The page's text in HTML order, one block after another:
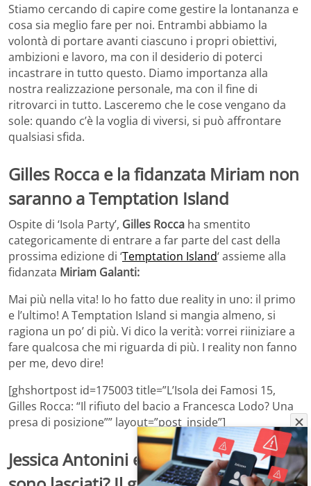
Stiamo cercando di capire come gestire la lontananza e
cosa sia meglio fare per noi. Entrambi abbiamo la
volontà di portare avanti ciascuno i propri obiettivi,
ambizioni e lavoro, ma con il desiderio di poterci
incastrare in tutto questo. Diamo importanza alla
nostra realizzazione personale, ma con il fine di
ritrovarci in tutto. Lasceremo che le cose vengano da
sole: quando c’è la voglia di viversi, si può affrontare
qualsiasi sfida.
Gilles Rocca e la fidanzata Miriam non
saranno a Temptation Island
Ospite di ‘Isola Party’, Gilles Rocca ha smentito
categoricamente di entrare a far parte del cast della
prossima edizione di ‘Temptation Island‘ assieme alla
fidanzata Miriam Galanti:
Mai più nella vita! Io ho fatto due reality in uno: il primo
e l’ultimo! A Temptation Island si mangia almeno, si
ragiona un po’ di più. Vi dico la verità: vorrei riiniziare a
fare qualcosa che mi riguarda di più. I reality non fanno
per me, devo dire!
[ghshortpost id=175003 title=”L’Isola dei Famosi 15,
Gilles Rocca: “Il rifiuto del bacio a Francesca Lodo? Una
presa di posizione”” layout=”post_inside”]
Jessica Antonini e Davide Lorusso si